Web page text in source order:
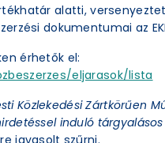
alatti,
dokumentumai az
érhetők el:
eljarasok/lista
Közlekedési Zártkörűen
induló
javasolt szűrni.